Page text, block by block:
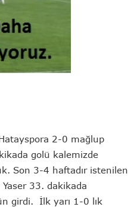
Hatayspora 2-0 mağlup
golü kalemizde
Son 3-4 haftadır istenilen
33. dakikada
girdi. İlk yarı 1-0 lık